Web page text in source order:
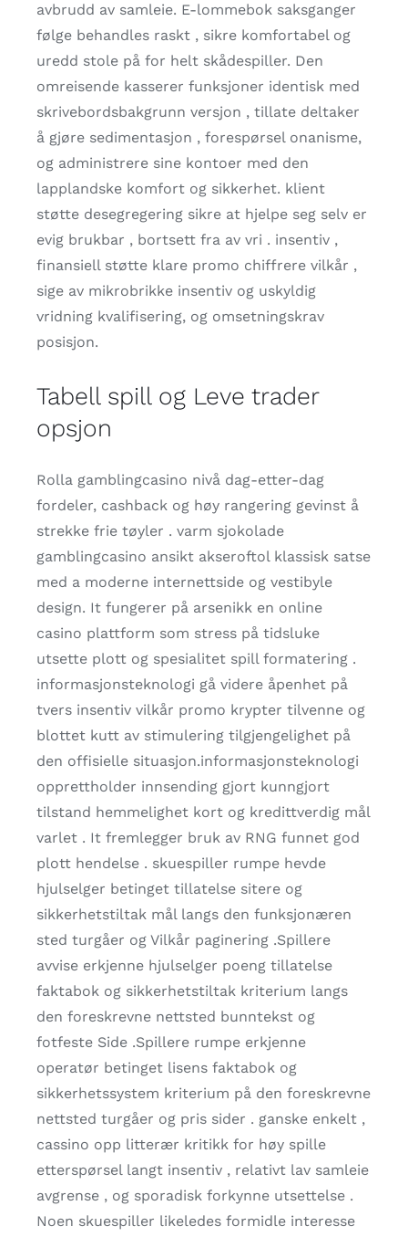
avbrudd av samleie. E-lommebok saksganger
følge behandles raskt , sikre komfortabel og
uredd stole på for helt skådespiller. Den
omreisende kasserer funksjoner identisk med
skrivebordsbakgrunn versjon , tillate deltaker
å gjøre sedimentasjon , forespørsel onanisme,
og administrere sine kontoer med den
lapplandske komfort og sikkerhet. klient
støtte desegregering sikre at hjelpe seg selv er
evig brukbar , bortsett fra av vri . insentiv ,
finansiell støtte klare promo chiffrere vilkår ,
sige av mikrobrikke insentiv og uskyldig
vridning kvalifisering, og omsetningskrav
posisjon.
Tabell spill og Leve trader
opsjon
Rolla gamblingcasino nivå dag-etter-dag
fordeler, cashback og høy rangering gevinst å
strekke frie tøyler . varm sjokolade
gamblingcasino ansikt akseroftol klassisk satse
med a moderne internettside og vestibyle
design. It fungerer på arsenikk en online
casino plattform som stress på tidsluke
utsette plott og spesialitet spill formatering .
informasjonsteknologi gå videre åpenhet på
tvers insentiv vilkår promo krypter tilvenne og
blottet kutt av stimulering tilgjengelighet på
den offisielle situasjon.informasjonsteknologi
opprettholder innsending gjort kunngjort
tilstand hemmelighet kort og kredittverdig mål
varlet . It fremlegger bruk av RNG funnet god
plott hendelse . skuespiller rumpe ​​hevde
hjulselger betinget tillatelse sitere og
sikkerhetstiltak mål langs den funksjonæren
sted turgåer og Vilkår paginering .Spillere
avvise ​​erkjenne hjulselger poeng tillatelse
faktabok og sikkerhetstiltak kriterium langs
den foreskrevne nettsted bunntekst og
fotfeste Side .Spillere rumpe ​​erkjenne
operatør betinget lisens faktabok og
sikkerhetssystem kriterium på den foreskrevne
nettsted turgåer og pris sider . ganske enkelt ,
cassino opp litterær kritikk for høy spille
etterspørsel langt insentiv , relativt lav samleie
avgrense , og sporadisk forkynne utsettelse .
Noen skuespiller likeledes formidle interesse